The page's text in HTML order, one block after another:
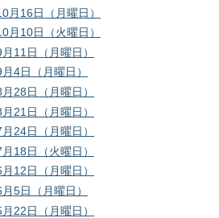
16日（月曜日）
10日（火曜日）
11日（月曜日）
4日（月曜日）
28日（月曜日）
21日（月曜日）
24日（月曜日）
18日（火曜日）
12日（月曜日）
5日（月曜日）
22日（月曜日）